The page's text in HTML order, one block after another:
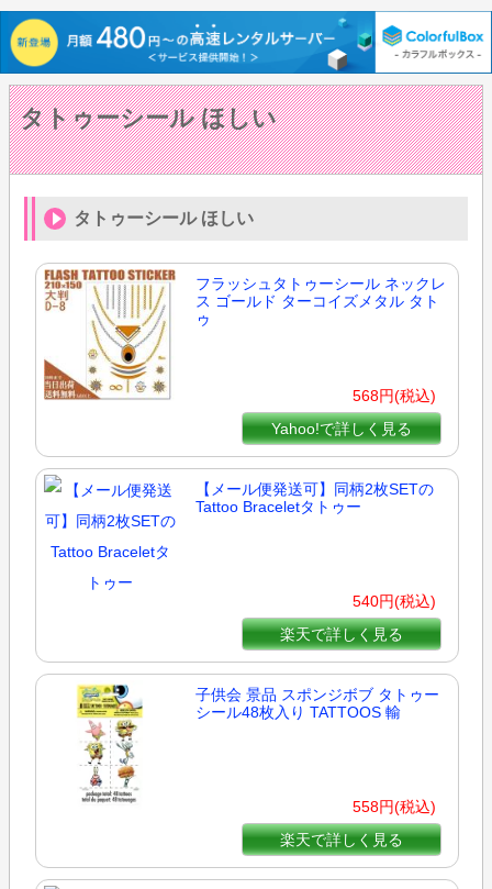
タトゥーシール ほしい
タトゥーシール ほしい
フラッシュタトゥーシール ネックレ
ス ゴールド ターコイズメタル タト
ゥ
568円(税込)
Yahoo!で詳しく見る
【メール便発送可】同柄2枚SETの
Tattoo Braceletタトゥー
540円(税込)
楽天で詳しく見る
子供会 景品 スポンジボブ タトゥー
シール48枚入り TATTOOS 輸
558円(税込)
楽天で詳しく見る